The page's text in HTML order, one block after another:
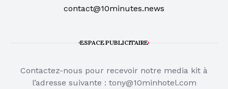
contact@10minutes.news
ESPACE PUBLICITAIRE
Contactez-nous pour recevoir notre media kit à
l’adresse suivante : tony@10minhotel.com